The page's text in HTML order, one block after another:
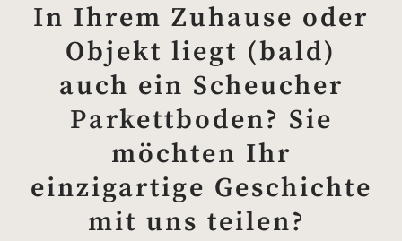
In Ihrem Zuhause oder
Objekt liegt (bald)
auch ein Scheucher
Parkettboden? Sie
möchten Ihr
einzigartige Geschichte
mit uns teilen?